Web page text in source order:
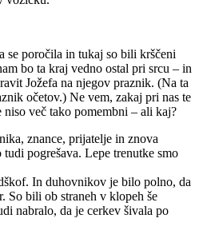
se poročila in tukaj so bili krščeni
bo ta kraj vedno ostal pri srcu – in
Jožefa na njegov praznik. (Na ta
očetov.) Ne vem, zakaj pri nas te
več tako pomembni – ali kaj?
znance, prijatelje in znova
pogrešava. Lepe trenutke smo
In duhovnikov je bilo polno, da
So bili ob straneh v klopeh še
nabralo, da je cerkev šivala po